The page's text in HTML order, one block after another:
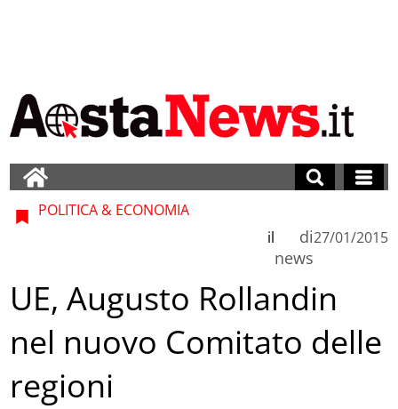
POLITICA & ECONOMIA
di
news
il 27/01/2015
UE, Augusto Rollandin
nel nuovo Comitato delle
regioni